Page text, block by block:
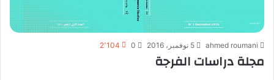
ahmed roumani 5 نوفمبر، 2016 0 2٬104
مجلة دراسات الفرجة